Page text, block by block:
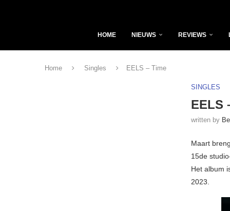
HOME NIEUWS REVIEWS
Home Singles EELS – Time
SINGLES
EELS
written by
Maart
15de
Het album
2023.